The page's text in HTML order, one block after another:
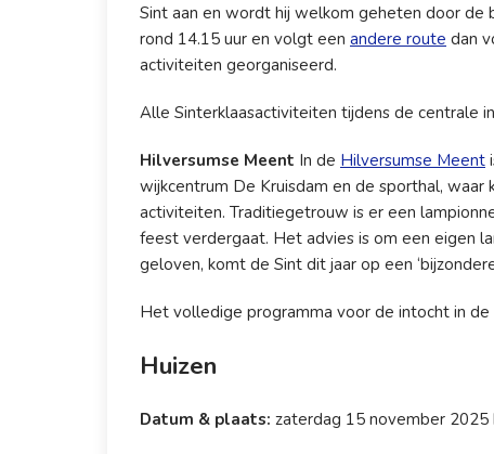
Sint aan en wordt hij welkom geheten door
rond 14.15 uur en volgt een andere route dan
activiteiten georganiseerd.
Alle Sinterklaasactiviteiten tijdens de centrale
Hilversumse Meent In de Hilversumse Meent
wijkcentrum De Kruisdam en de sporthal,
activiteiten. Traditiegetrouw is er een
feest verdergaat. Het advies is om een eigen
geloven, komt de Sint dit jaar op een
Het volledige programma voor de intocht in
Huizen
Datum & plaats: zaterdag 15 november 2025